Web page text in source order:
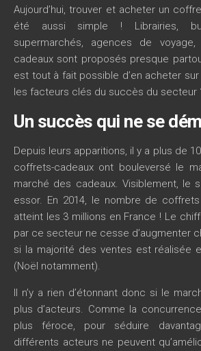
Aujourd’hui, trouver et acheter un
été aussi simple ! Librairies,
supermarchés, agences de
cadeaux sont proposés presque
est tout à fait possible d’en acheter
les facteurs clés du succès du secteur
Un succès qui ne se
Depuis leurs apparitions, il y a plus de
coffrets-cadeaux ont bouleversé le
marché des cadeaux. Visiblement, le
essor. En 2014, le nombre de
atteint les 3 millions en France ! Le
par ce secteur ne cesse d’augmenter
si la majorité des ventes est réalisée
(Noël notamment).
Il n’y a rien d’étonnant donc si le
plus d’acteurs. Comme la
plus féroce, pour séduire
différents acteurs ne peuvent